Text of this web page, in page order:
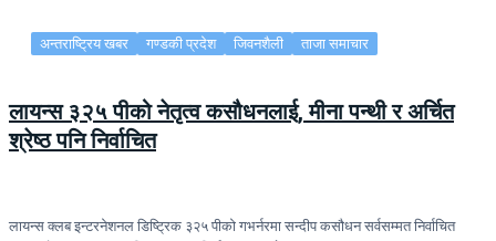
अन्तराष्ट्रिय खबर गण्डकी प्रदेश जिवनशैली ताजा समाचार
लायन्स ३२५ पीको नेतृत्व कसौधनलाई, मीना पन्थी र अर्चित
श्रेष्ठ पनि निर्वाचित
लायन्स क्लब इन्टरनेशनल डिष्ट्रिक ३२५ पीको गभर्नरमा सन्दीप कसौधन सर्वसम्मत निर्वाचित